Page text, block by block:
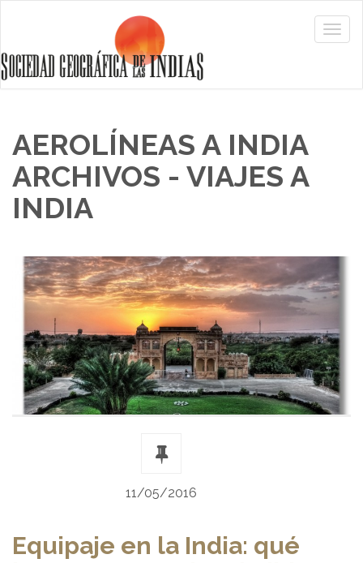
AEROLÍNEAS A INDIA
ARCHIVOS - VIAJES A
INDIA
11/05/2016
Equipaje en la India: qué